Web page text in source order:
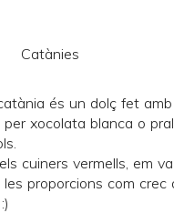
és un dolç fet
xocolata blanca o
cuiners vermells, em
proporcions com crec